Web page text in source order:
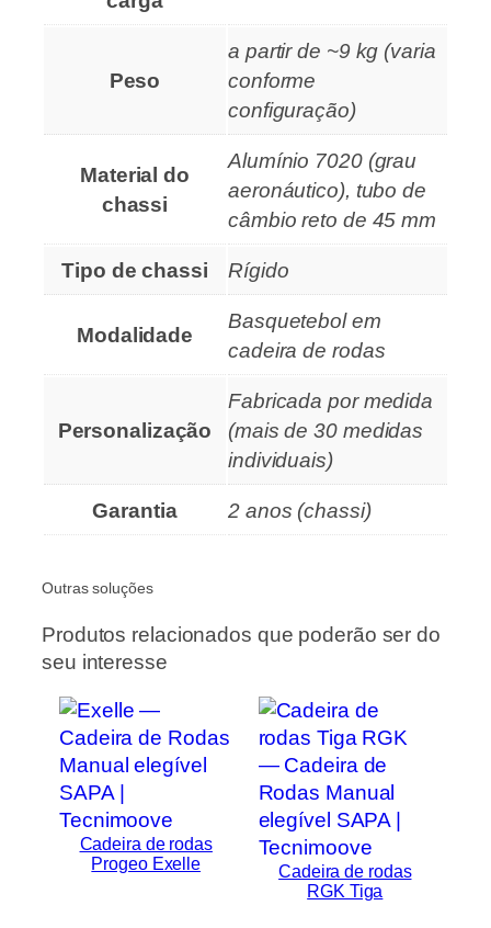
Peso
a partir de ~9 kg (varia
conforme
configuração)
Material do
chassi
Alumínio 7020 (grau
aeronáutico), tubo de
câmbio reto de 45 mm
Tipo de chassi Rígido
Modalidade
Basquetebol em
cadeira de rodas
Personalização
Fabricada por medida
(mais de 30 medidas
individuais)
Garantia 2 anos (chassi)
Outras soluções
Produtos relacionados que poderão ser do
seu interesse
Cadeira de rodas
Progeo Exelle
Cadeira de rodas
RGK Tiga